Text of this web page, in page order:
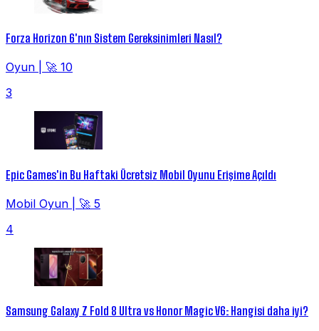
Forza Horizon 6'nın Sistem Gereksinimleri Nasıl?
Oyun
🚀 10
3
Epic Games'in Bu Haftaki Ücretsiz Mobil Oyunu Erişime Açıldı
Mobil Oyun
🚀 5
4
Samsung Galaxy Z Fold 8 Ultra vs Honor Magic V6: Hangisi daha iyi?